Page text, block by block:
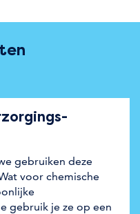
gebruiken deze
voor chemische
gebruik je ze op een